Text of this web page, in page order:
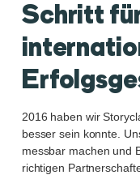
Schritt
2016 haben wir
besser sein konnte.
messbar machen und
richtigen